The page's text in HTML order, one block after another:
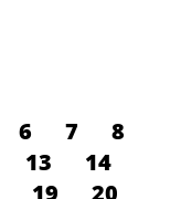
6 7
8
13
14
19
20